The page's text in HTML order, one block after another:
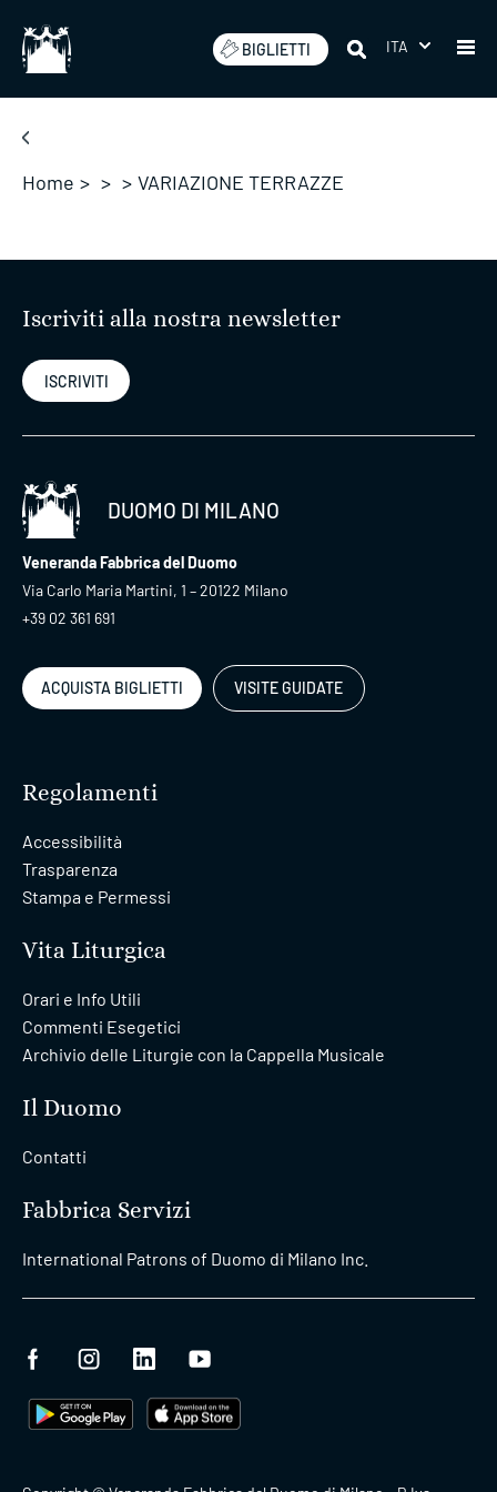
BIGLIETTI ITA
Home > > > VARIAZIONE TERRAZZE
Iscriviti alla nostra newsletter
ISCRIVITI
DUOMO DI MILANO
Veneranda Fabbrica del Duomo
Via Carlo Maria Martini, 1 – 20122 Milano
+39 02 361 691
ACQUISTA BIGLIETTI VISITE GUIDATE
Regolamenti
Accessibilità
Trasparenza
Stampa e Permessi
Vita Liturgica
Orari e Info Utili
Commenti Esegetici
Archivio delle Liturgie con la Cappella Musicale
Il Duomo
Contatti
Fabbrica Servizi
International Patrons of Duomo di Milano Inc.